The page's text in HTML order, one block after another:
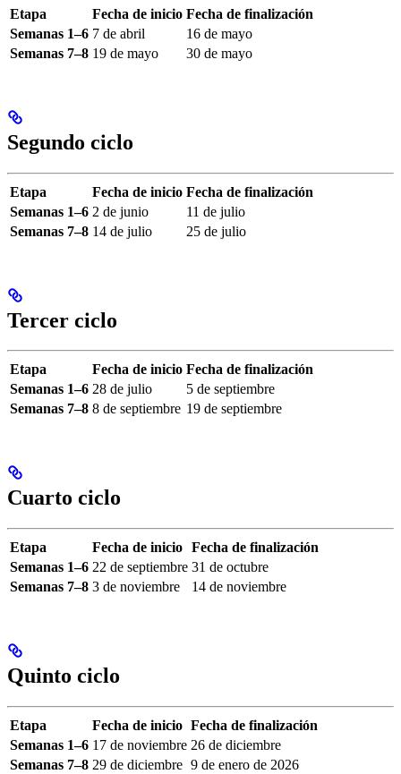
Etapa Fecha de inicio Fecha de finalización
Semanas 1–6 7 de abril
16 de mayo
Semanas 7–8 19 de mayo 30 de mayo
Segundo ciclo
Etapa Fecha de inicio Fecha de finalización
Semanas 1–6 2 de junio
11 de julio
Semanas 7–8 14 de julio 25 de julio
Tercer ciclo
Etapa Fecha de inicio Fecha de finalización
Semanas 1–6 28 de julio
5 de septiembre
Semanas 7–8 8 de septiembre 19 de septiembre
Cuarto ciclo
Etapa Fecha de inicio Fecha de finalización
Semanas 1–6 22 de septiembre 31 de octubre
Semanas 7–8 3 de noviembre 14 de noviembre
Quinto ciclo
Etapa Fecha de inicio Fecha de finalización
Semanas 1–6 17 de noviembre 26 de diciembre
Semanas 7–8 29 de diciembre 9 de enero de 2026